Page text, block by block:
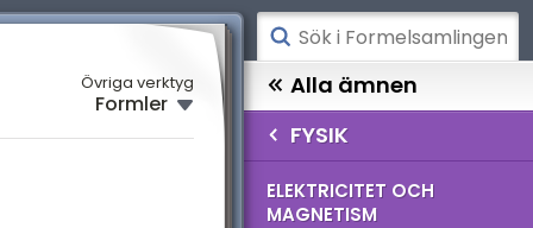
Övriga verktyg
Formler
Alla ämnen
FYSIK
ELEKTRICITET OCH
MAGNETISM